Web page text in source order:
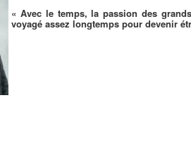
« Avec le temps, la passion des
voyagé assez longtemps pour devenir